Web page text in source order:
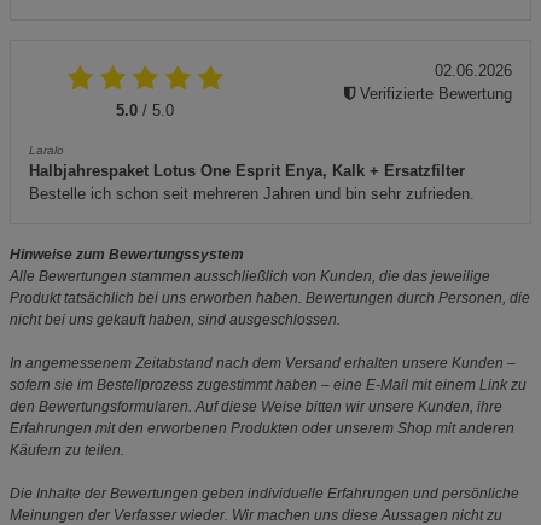
5.0 / 5.0
Laralo
Halbjahrespaket Lotus One Esprit Enya, Kalk + Ersatzfilter
Bestelle ich schon seit mehreren Jahren und bin sehr zufrieden.
02.06.2026
Verifizierte Bewertung
Hinweise zum Bewertungssystem
Alle Bewertungen stammen ausschließlich von Kunden, die das jeweilige
Produkt tatsächlich bei uns erworben haben. Bewertungen durch Personen, die
nicht bei uns gekauft haben, sind ausgeschlossen.
In angemessenem Zeitabstand nach dem Versand erhalten unsere Kunden –
sofern sie im Bestellprozess zugestimmt haben – eine E-Mail mit einem Link zu
den Bewertungsformularen. Auf diese Weise bitten wir unsere Kunden, ihre
Erfahrungen mit den erworbenen Produkten oder unserem Shop mit anderen
Käufern zu teilen.
Die Inhalte der Bewertungen geben individuelle Erfahrungen und persönliche
Meinungen der Verfasser wieder. Wir machen uns diese Aussagen nicht zu